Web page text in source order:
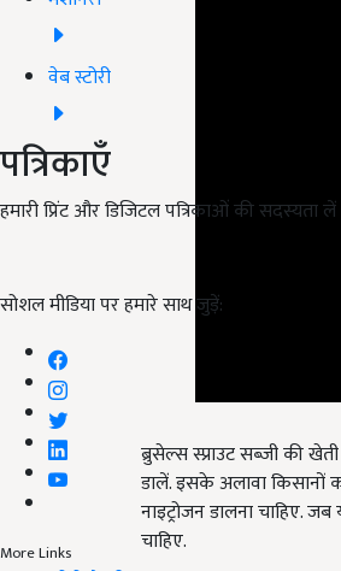
वेब स्टोरी
पत्रिकाएँ
हमारी प्रिंट और डिजिटल पत्रिकाओं की सदस्यता लें
सोशल मीडिया पर हमारे साथ जुड़ें:
More Links
डालें. इसके अलावा किसानों
नाइट्रोजन डालना चाहिए. जब
चाहिए.